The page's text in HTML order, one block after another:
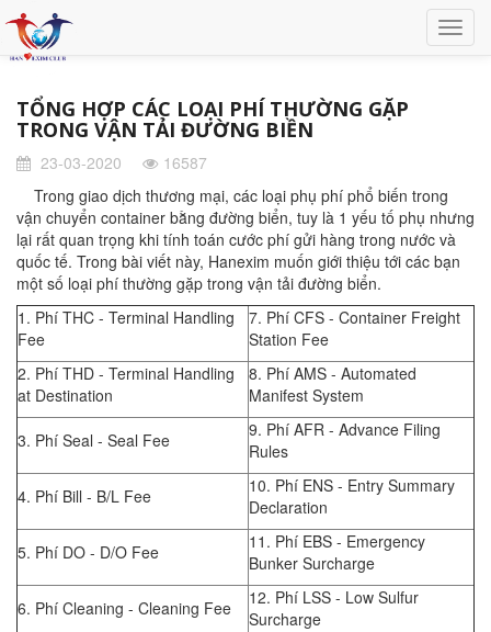
TỔNG HỢP CÁC LOẠI PHÍ THƯỜNG GẶP
TRONG VẬN TẢI ĐƯỜNG BIỀN
23-03-2020
16587
Trong giao dịch thương mại, các loại phụ phí phổ biến trong
vận chuyển container bằng đường biển, tuy là 1 yếu tố phụ nhưng
lại rất quan trọng khi tính toán cước phí gửi hàng trong nước và
quốc tế. Trong bài viết này, Hanexim muốn giới thiệu tới các bạn
một số loại phí thường gặp trong vận tải đường biển.
1. Phí THC - Terminal Handling
Fee
7. Phí CFS - Container Freight
Station Fee
2. Phí THD - Terminal Handling
at Destination
8. Phí AMS - Automated
Manifest System
3. Phí Seal - Seal Fee
9. Phí AFR - Advance Filing
Rules
4. Phí Bill - B/L Fee
10. Phí ENS - Entry Summary
Declaration
5. Phí DO - D/O Fee
11. Phí EBS - Emergency
Bunker Surcharge
6. Phí Cleaning - Cleaning Fee
12. Phí LSS - Low Sulfur
Surcharge